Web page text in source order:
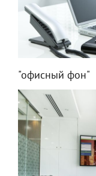
"офисный фон"